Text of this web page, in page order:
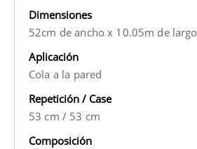
Dimensiones
52cm de ancho x 10.05m de largo
Aplicación
Cola a la pared
Repetición / Case
53 cm / 53 cm
Composición